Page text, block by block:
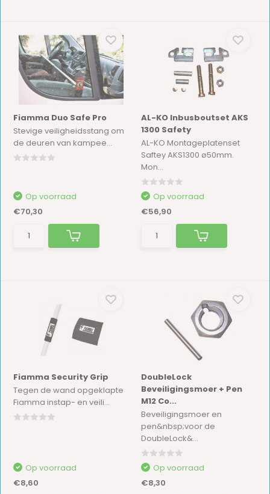
Fiamma Duo Safe Pro
Stevige veiligheidsstang om
de deuren van kampee...
Op voorraad
€70,30
AL-KO Inbusboutset AKS
1300 Safety
AL-KO Montageplatenset
Saftey AKS1300 ø50mm.
Mon...
Op voorraad
€56,90
Fiamma Security Grip
Tegen de wand opgeklapte
Fiamma instap- en veili...
Op voorraad
€8,60
DoubleLock
Beveiligingsmoer + Pen
M12 Co...
Beveiligingsmoer en
pen&nbsp;voor de
DoubleLock&...
Op voorraad
€8,30